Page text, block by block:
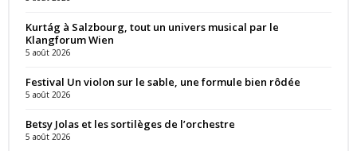
Kurtág à Salzbourg, tout un univers musical par le
Klangforum Wien
5 août 2026
Festival Un violon sur le sable, une formule bien rôdée
5 août 2026
Betsy Jolas et les sortilèges de l’orchestre
5 août 2026